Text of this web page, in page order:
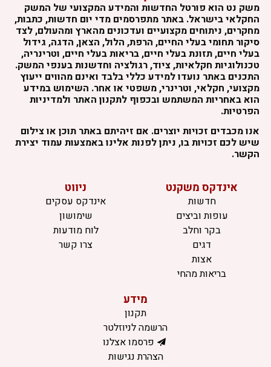
משק נט הוא פורטל החדשות והמידע המקצועי של המשק
החקלאי בישראל. באתר מתפרסמים מדי יום חדשות, כתבות,
מחקרים, ניתוחים מקצועיים ועדכונים מהארץ ומהעולם, לצד
סיקור תחומי בעלי החיים, הרפת, הלול, הצאן, הדגה, גידול
בעלי חיים, תזונת בעלי חיים, בריאות בעלי חיים, וטרינריה,
טכנולוגיות חקלאיות, ציוד, רגולציה וחדשנות בענפי המשק.
התכנים באתר נועדו למידע כללי בלבד ואינם מהווים ייעוץ
מקצועי, חקלאי, וטרינרי, משפטי או אחר. השימוש במידע
הוא באחריות המשתמש ובכפוף לתקנון האתר ולמדיניות
הפרטיות.
אנו מכבדים זכויות יוצרים. אם זיהיתם באתר תוכן או צילום
שיש לכם זכויות בו, ניתן לפנות אלינו באמצעות עמוד יצירת
הקשר.
אינדקס משקנט
חדשות
עופות וביצים
בקר וחלב
דגים
אצות
בריאות מהחי
ניווט
אינדקס עסקים
שימושון
לוח מודעות
צרו קשר
מידע
תקנון
הרשמה לניוזלטר
פרסמו אצלנו
הצהרת נגישות